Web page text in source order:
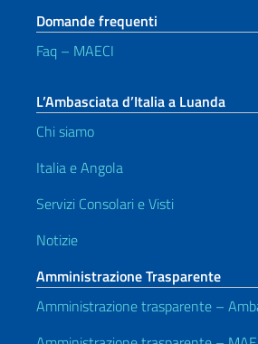
Domande frequenti
Faq – MAECI
L’Ambasciata d’Italia a Luanda
Chi siamo
Italia e Angola
Servizi Consolari e Visti
Notizie
Amministrazione Trasparente
Amministrazione trasparente –